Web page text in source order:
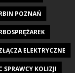
POZNAŃ
ELEKTRYCZNE
SPRAWCY KOLIZJI